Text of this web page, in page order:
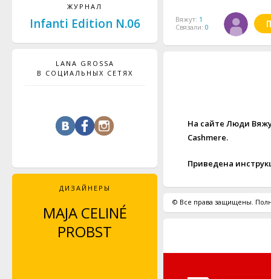
ЖУРНАЛ
Infanti Edition N.06
LANA GROSSA
В СОЦИАЛЬНЫХ СЕТЯХ
ДИЗАЙНЕРЫ
MAJA CELINÉ
PROBST
LEYLA PIEDAYESH
Вяжут: 1
Связали: 0
На сайте Люди
Cashmere.
Приведена
© Все права защищены.